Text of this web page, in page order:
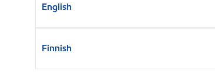
English
Finnish